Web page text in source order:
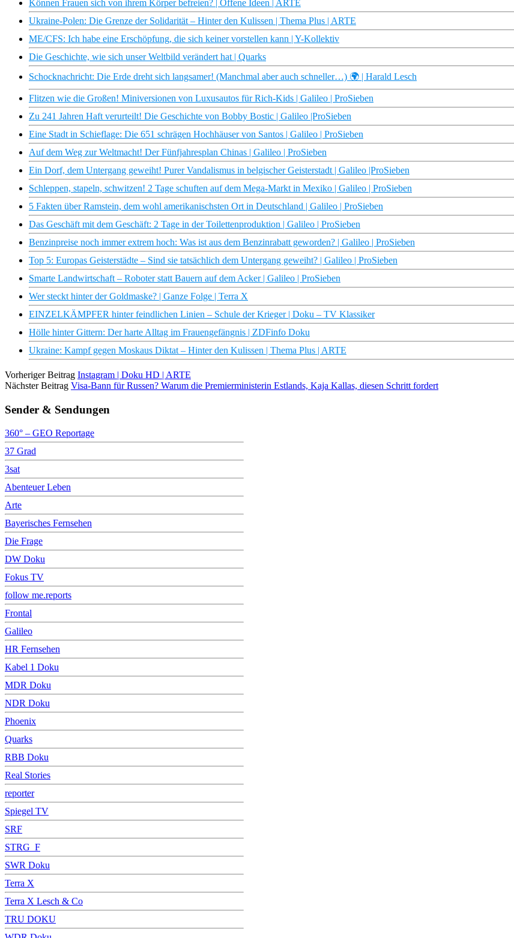
Können Frauen sich von ihrem Körper befreien? | Offene Ideen | ARTE
Ukraine-Polen: Die Grenze der Solidarität – Hinter den Kulissen | Thema Plus | ARTE
ME/CFS: Ich habe eine Erschöpfung, die sich keiner vorstellen kann | Y-Kollektiv
Die Geschichte, wie sich unser Weltbild verändert hat | Quarks
Schocknachricht: Die Erde dreht sich langsamer! (Manchmal aber auch schneller…) 🌍 | Harald Lesch
Flitzen wie die Großen! Miniversionen von Luxusautos für Rich-Kids | Galileo | ProSieben
Zu 241 Jahren Haft verurteilt! Die Geschichte von Bobby Bostic | Galileo |ProSieben
Eine Stadt in Schieflage: Die 651 schrägen Hochhäuser von Santos | Galileo | ProSieben
Auf dem Weg zur Weltmacht! Der Fünfjahresplan Chinas | Galileo | ProSieben
Ein Dorf, dem Untergang geweiht! Purer Vandalismus in belgischer Geisterstadt | Galileo |ProSieben
Schleppen, stapeln, schwitzen! 2 Tage schuften auf dem Mega-Markt in Mexiko | Galileo | ProSieben
5 Fakten über Ramstein, dem wohl amerikanischsten Ort in Deutschland | Galileo | ProSieben
Das Geschäft mit dem Geschäft: 2 Tage in der Toilettenproduktion | Galileo | ProSieben
Benzinpreise noch immer extrem hoch: Was ist aus dem Benzinrabatt geworden? | Galileo | ProSieben
Top 5: Europas Geisterstädte – Sind sie tatsächlich dem Untergang geweiht? | Galileo | ProSieben
Smarte Landwirtschaft – Roboter statt Bauern auf dem Acker | Galileo | ProSieben
Wer steckt hinter der Goldmaske? | Ganze Folge | Terra X
EINZELKÄMPFER hinter feindlichen Linien – Schule der Krieger | Doku – TV Klassiker
Hölle hinter Gittern: Der harte Alltag im Frauengefängnis | ZDFinfo Doku
Ukraine: Kampf gegen Moskaus Diktat – Hinter den Kulissen | Thema Plus | ARTE
Vorheriger Beitrag Instagram | Doku HD | ARTE
Nächster Beitrag Visa-Bann für Russen? Warum die Premierministerin Estlands, Kaja Kallas, diesen Schritt fordert
Sender & Sendungen
360° – GEO Reportage
37 Grad
3sat
Abenteuer Leben
Arte
Bayerisches Fernsehen
Die Frage
DW Doku
Fokus TV
follow me.reports
Frontal
Galileo
HR Fernsehen
Kabel 1 Doku
MDR Doku
NDR Doku
Phoenix
Quarks
RBB Doku
Real Stories
reporter
Spiegel TV
SRF
STRG_F
SWR Doku
Terra X
Terra X Lesch & Co
TRU DOKU